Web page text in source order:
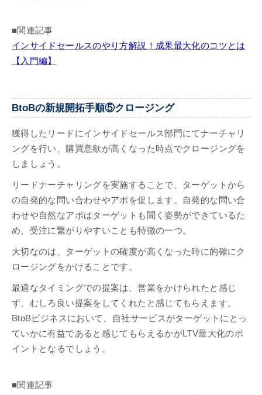
■関連記事
インサイドセールスのやり方解説！成果最大化のコツとは
【入門編】
BtoBの新規開拓手順⑤クロージング
獲得したリードにインサイドセールス部門にてナーチャリ
ングを行い、購買意欲が高くなった時点でクロージングを
しましょう。
リードナーチャリングを実施することで、ターゲットから
の自発的な問い合わせやアポを促します。自発的な問い合
わせや自然なアポはターゲットも聞く姿勢ができているた
め、受注に繋がりやすいことも特徴の一つ。
大切なのは、ターゲットの確度が高くなった時に的確にク
ロージングをかけることです。
最適なタイミングでの提案は、営業をかけられたと感じ
ず、むしろ良い提案をしてくれたと感じてもらえます。
BtoBビジネスにおいて、自社サービスがターゲットにとっ
ていかに有益であると感じてもらえるかがLTV最大化のポ
イントとなるでしょう。
■関連記事